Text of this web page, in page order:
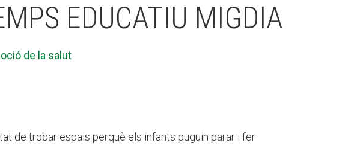
EDUCATIU MIGDIA
de la salut
de trobar espais perquè els infants puguin parar i fer